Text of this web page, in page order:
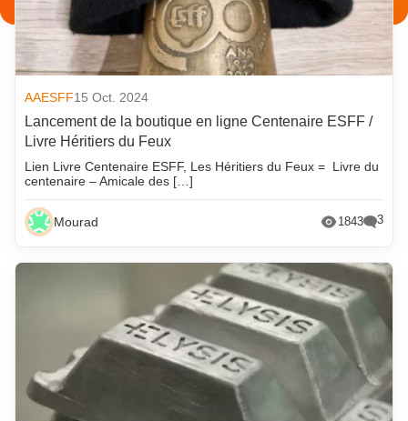
AAESFF15 Oct. 2024
Lancement de la boutique en ligne Centenaire ESFF /
Livre Héritiers du Feux
Lien Livre Centenaire ESFF, Les Héritiers du Feux = Livre du
centenaire – Amicale des […]
Mourad 1843 3